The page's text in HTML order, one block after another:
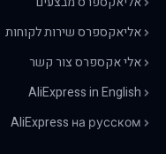
אליאקספרס שירות לקוחות
אלי אקספרס צור קשר
AliExpress in English
AliExpress на русском